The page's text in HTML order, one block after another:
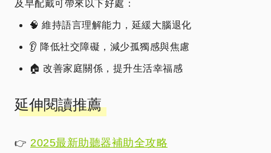
及早配戴可帶來以下好處：
🧠 維持語言理解能力，延緩大腦退化
👂 降低社交障礙，減少孤獨感與焦慮
🏠 改善家庭關係，提升生活幸福感
延伸閱讀推薦
👉 2025最新助聽器補助全攻略